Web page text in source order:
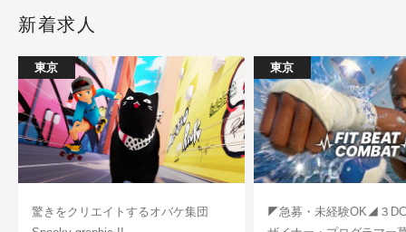
新着求人
東京
驚きをクリエイトするオバケ集団
東京
◤急募・未経験OK◢３